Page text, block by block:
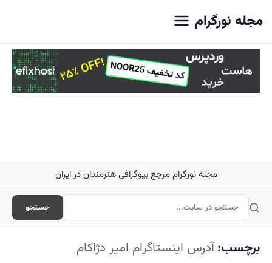
مجله نورگرام
مجله نورگرام مرجع بیوگرافی هنرمندان در ایران
جستجو
برچسب:آدرس اینستاگرام امیر دژاکام